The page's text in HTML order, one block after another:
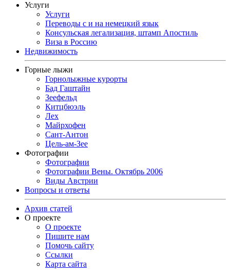
Услуги
Услуги
Переводы с и на немецкий язык
Консульская легализация, штамп Апостиль
Виза в Россию
Недвижимость
Горные лыжи
Горнолыжные курорты
Бад Гаштайн
Зеефельд
Китцбюэль
Лех
Майрхофен
Сант-Антон
Цель-ам-Зее
Фотографии
Фотографии
Фотографии Вены. Октябрь 2006
Виды Австрии
Вопросы и ответы
Архив статей
О проекте
О проекте
Пишите нам
Помочь сайту
Ссылки
Карта сайта